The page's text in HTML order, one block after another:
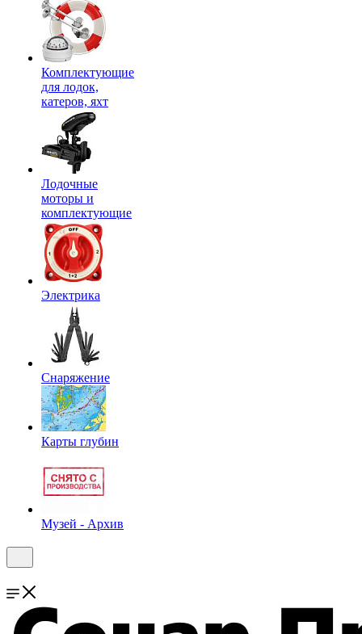
Комплектующие
для лодок,
катеров, яхт
Лодочные
моторы и
комплектующие
Электрика
Снаряжение
Карты глубин
Музей - Архив